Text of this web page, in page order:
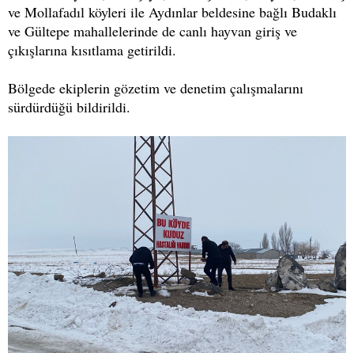
ve Mollafadıl köyleri ile Aydınlar beldesine bağlı Budaklı
ve Gültepe mahallelerinde de canlı hayvan giriş ve
çıkışlarına kısıtlama getirildi.
Bölgede ekiplerin gözetim ve denetim çalışmalarını
sürdürdüğü bildirildi.